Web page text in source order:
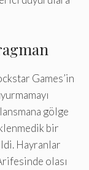
Games’in
gölge
bir
Hayranlar
olası